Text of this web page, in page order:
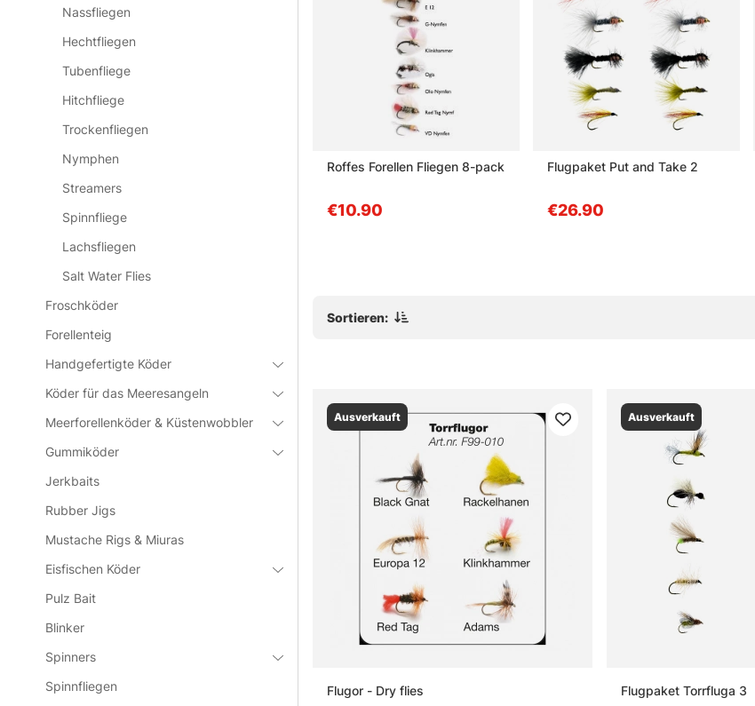
Nassfliegen
Hechtfliegen
Tubenfliege
Hitchfliege
Trockenfliegen
Nymphen
Streamers
Spinnfliege
Lachsfliegen
Salt Water Flies
Froschköder
Forellenteig
Handgefertigte Köder
Köder für das Meeresangeln
Meerforellenköder & Küstenwobbler
Gummiköder
Jerkbaits
Rubber Jigs
Mustache Rigs & Miuras
Eisfischen Köder
Pulz Bait
Blinker
Spinners
Spinnfliegen
Roffes Äsche Fliegen 8-pack Roffes Forellen Fliegen 8-pack
€10.90
Flugpaket Put and Take 2
€26.90
Sortieren:
Ausverkauft
Flugor - Dry flies
Ausverkauft
Flugpaket Torrfluga 3